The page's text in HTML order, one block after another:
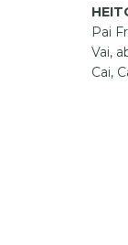
Pai
Vai,
Cai,